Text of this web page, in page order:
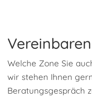
Welche Zone Sie
wir stehen Ihnen
Beratungsgespräch